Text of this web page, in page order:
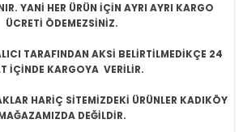
YANİ HER ÜRÜN İÇİN AYRI AYRI KARGO
ÜCRETİ ÖDEMEZSİNİZ.
TARAFINDAN AKSİ BELİRTİLMEDİKÇE 24
İÇİNDE KARGOYA VERİLİR.
HARİÇ SİTEMİZDEKİ ÜRÜNLER KADIKÖY
DEĞİLDİR.